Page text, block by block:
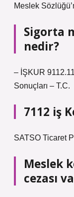
Meslek
Sigorta
nedir?
– İŞKUR
Sonuçları – T.C.
7112 iş
SATSO Ticaret
Meslek
cezası